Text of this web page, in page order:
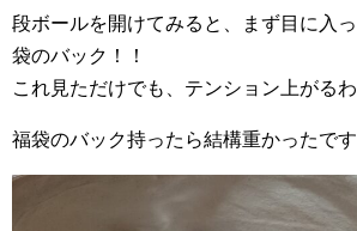
段ボールを開けてみると、まず目に入
袋のバック！！
これ見ただけでも、テンション上がる
福袋のバック持ったら結構重かったです